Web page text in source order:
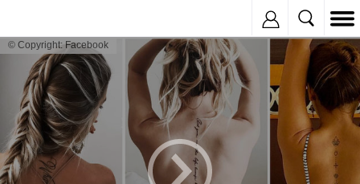
© Copyright: Facebook